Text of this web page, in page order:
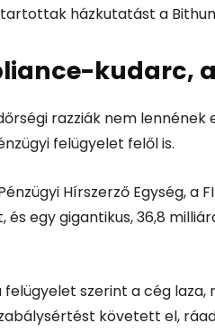
tartottak házkutatást a
kudarc,
razziák nem
felügyelet felől is.
Hírszerző Egység, a
egy gigantikus, 36,8
szerint a cég laza,
követett el,